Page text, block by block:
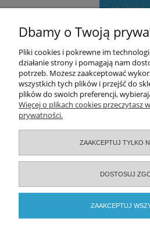
DO
Moje
Zamówienia
Informacje
O nas
Serwisy
Dbamy o Twoją
Pliki cookies i pokrewne im
działanie strony i pomagają nam
potrzeb. Możesz zaakceptować
wszystkich tych plików i przejść do
plików do swoich preferencji,
Więcej o plikach cookies przeczytasz
prywatności.
ZAAKCEPTUJ TYLKO
DOSTOSUJ
ZAAKCEPTUJ